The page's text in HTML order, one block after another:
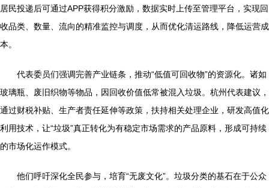
居民投递后可通过APP获得积分激励，数据实时上传至管理平台，实现回
收品类、数量、流向的精准监控与调度，从而优化清运路线，降低运营成
本。
代表委员们强调完善产业链条，推动“低值可回收物”的资源化。诸如
玻璃瓶、废旧织物等物品，因回收价值低常被混入垃圾。杭州代表建议，
通过财税补贴、生产者责任延伸等政策，扶持相关处理企业，研发高值化
利用技术，让“垃圾”真正转化为有稳定市场需求的产品原料，形成可持续
的市场化运作模式。
他们呼吁深化全民参与，培育“无废文化”。垃圾分类的基石在于公众